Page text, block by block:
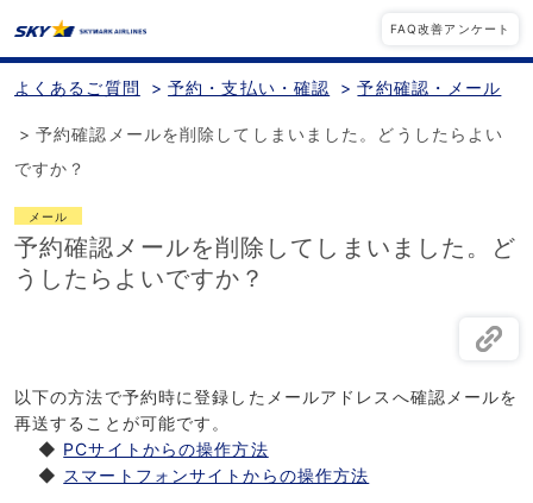
FAQ改善アンケート
よくあるご質問 > 予約・支払い・確認 > 予約確認・メール
> 予約確認メールを削除してしまいました。どうしたらよい
ですか？
メール
予約確認メールを削除してしまいました。ど
うしたらよいですか？
以下の方法で予約時に登録したメールアドレスへ確認メールを
再送することが可能です。
◆ PCサイトからの操作方法
◆ スマートフォンサイトからの操作方法